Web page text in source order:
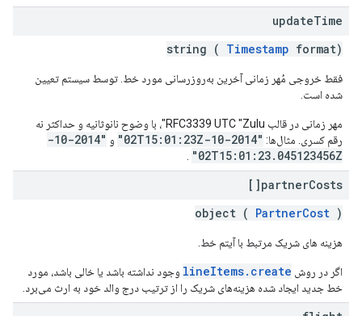
updateTime
string ( Timestamp format)
فقط خروجی مُهر زمانی آخرین به‌روزرسانی مورد خط. توسط سیستم تعیین
شده است.
مهر زمانی در قالب RFC3339 UTC "Zulu"، با وضوح نانوثانیه و حداکثر نه
رقم کسری. مثال‌ها: "2014-10-02T15:01:23Z" و
"2014-10-
02T15:01:23.045123456Z"
partnerCosts[]
object ( PartnerCost )
هزینه های شریک مرتبط با آیتم خط.
اگر در روش lineItems.create وجود نداشته باشد یا خالی باشد، مورد
خط جدید ایجاد شده هزینه‌های شریک را از ترتیب درج والد خود به ارث می‌برد.